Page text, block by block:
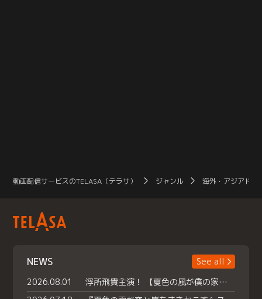
動画配信サービスのTELASA（テラサ） ジャンル 海外・アジアドラ
NEWS
See all
2026.08.01
浮所飛貴主演！ 【夏色の風が僕の家にやってきた】 本日よりテラサで独占配信スタート！